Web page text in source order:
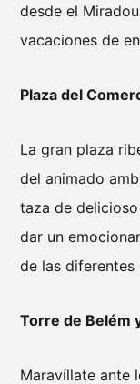
desde el
vacaciones de
Plaza del
La gran plaza
del animado
taza de
dar un
de las
Torre de Belém
Maravíllate ante